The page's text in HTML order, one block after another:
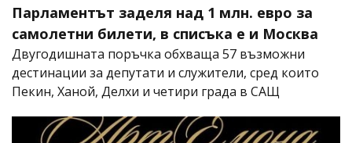
Парламентът заделя над 1 млн. евро за
самолетни билети, в списъка е и Москва
Двугодишната поръчка обхваща 57 възможни
дестинации за депутати и служители, сред които
Пекин, Ханой, Делхи и четири града в САЩ